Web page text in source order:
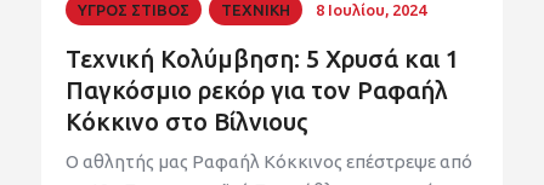
ΥΓΡΟΣ ΣΤΙΒΟΣ ΤΕΧΝΙΚΗ 8 Ιουλίου, 2024
Τεχνική Κολύμβηση: 5 Χρυσά και 1
Παγκόσμιο ρεκόρ για τον Ραφαήλ
Κόκκινο στο Βίλνιους
Ο αθλητής μας Ραφαήλ Κόκκινος επέστρεψε από